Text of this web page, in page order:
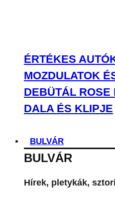
ÉRTÉKES
MOZDULATOK
DEBÜTÁL ROSE
DALA ÉS KLIPJE
BULVÁR
BULVÁR
Hírek, pletykák,